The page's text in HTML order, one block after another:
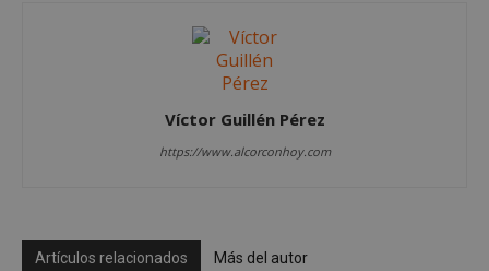
Víctor Guillén Pérez
https://www.alcorconhoy.com
Artículos relacionados Más del autor
Cookies no clasificadas
Cookies de preferencias